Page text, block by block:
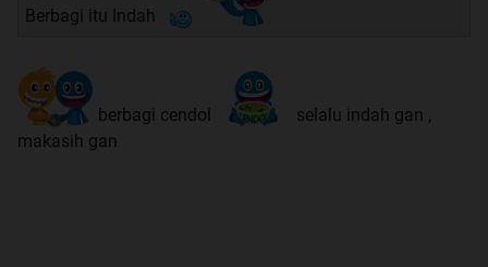
Berbagi itu Indah
berbagi cendol
selalu indah gan ,
makasih gan